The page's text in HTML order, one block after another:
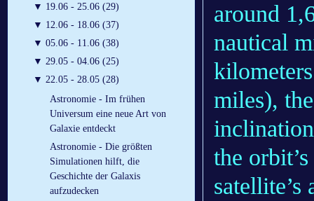
▼ 19.06 - 25.06 (29)
▼ 12.06 - 18.06 (37)
▼ 05.06 - 11.06 (38)
▼ 29.05 - 04.06 (25)
▼ 22.05 - 28.05 (28)
Astronomie - Im frühen
Universum eine neue Art von
Galaxie entdeckt
Astronomie - Die größten
Simulationen hilft, die
Geschichte der Galaxis
aufzudecken
around
nautical
miles),
the